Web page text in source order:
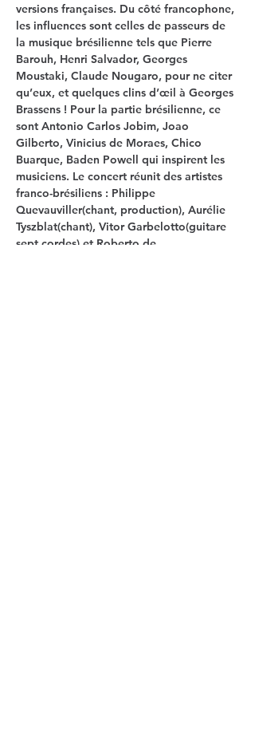
versions françaises. Du côté francophone,
les influences sont celles de passeurs de
la musique brésilienne tels que Pierre
Barouh, Henri Salvador, Georges
Moustaki, Claude Nougaro, pour ne citer
qu’eux, et quelques clins d’œil à Georges
Brassens ! Pour la partie brésilienne, ce
sont Antonio Carlos Jobim, Joao
Gilberto, Vinicius de Moraes, Chico
Buarque, Baden Powell qui inspirent les
musiciens. Le concert réunit des artistes
franco-brésiliens : Philippe
Quevauviller(chant, production), Aurélie
Tyszblat(chant), Vitor Garbelotto(guitare
sept cordes) et Roberto de